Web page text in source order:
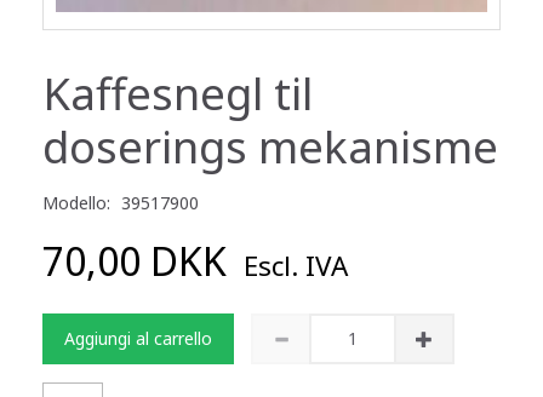
Kaffesnegl til
doserings mekanisme
Modello: 39517900
70,00 DKK Escl. IVA
Aggiungi al carrello